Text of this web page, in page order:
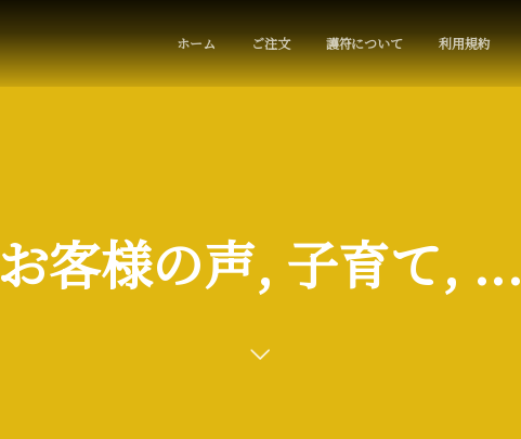
ホーム ご注文 護符について 利用規約
お客様の声, 子育て, ...